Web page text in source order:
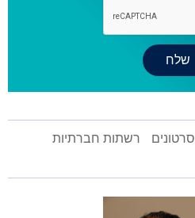
סרטונים
רשתות חברתיות